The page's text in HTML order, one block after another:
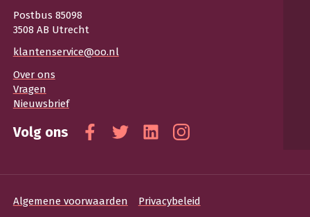
Postbus 85098
3508 AB Utrecht
klantenservice@oo.nl
Over ons
Vragen
Nieuwsbrief
Volg ons
Facebook
TwitterLinkedinInstagram
Algemene voorwaarden Privacybeleid